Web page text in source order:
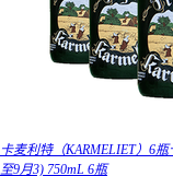
卡麦利特（KARMELIET）6
至9月3) 750mL 6瓶